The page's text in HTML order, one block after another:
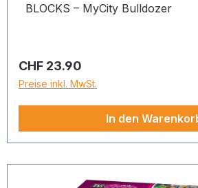
BLOCKS – MyCity
Regulärer Preis:
CHF 23.90
Preise inkl. MwSt.
In den